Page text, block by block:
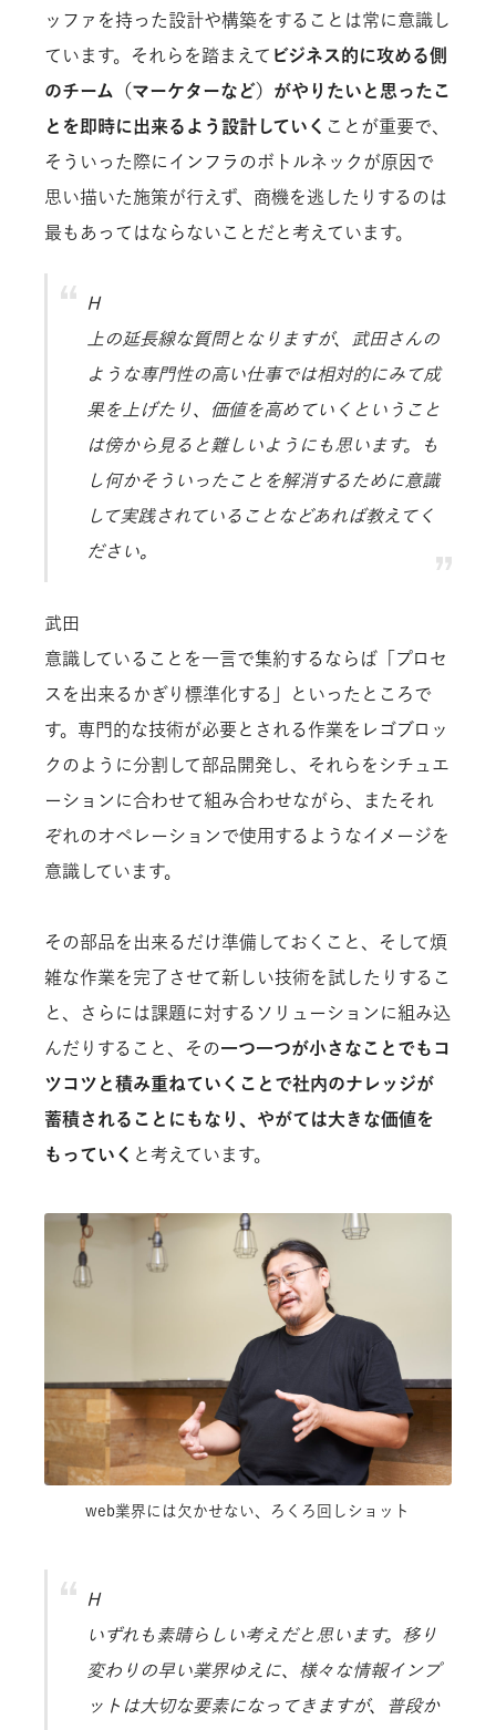
ッファを持った設計や構築をすることは常に意識し
ています。それらを踏まえて ビジネス的に攻める側
のチーム（マーケターなど）がやりたいと思ったこ
とを即時に出来るよう設計していく ことが重要で、
そういった際にインフラのボトルネックが原因で
思い描いた施策が行えず、商機を逃したりするのは
最もあってはならないことだと考えています。
H
上の延長線な質問となりますが、武田さんの
ような専門性の高い仕事では相対的にみて成
果を上げたり、価値を高めていくということ
は傍から見ると難しいようにも思います。も
し何かそういったことを解消するために意識
して実践されていることなどあれば教えてく
ださい。
武田
意識していることを一言で集約するならば「プロセ
スを出来るかぎり標準化する」といったところで
す。専門的な技術が必要とされる作業をレゴブロッ
クのように分割して部品開発し、それらをシチュエ
ーションに合わせて組み合わせながら、またそれ
ぞれのオペレーションで使用するようなイメージを
意識しています。
その部品を出来るだけ準備しておくこと、そして煩
雑な作業を完了させて新しい技術を試したりするこ
と、さらには課題に対するソリューションに組み込
んだりすること、その一つ一つが小さなことでもコ
ツコツと積み重ねていくことで社内のナレッジが
蓄積されることにもなり、やがては大きな価値を
もっていく と考えています。
web業界には欠かせない、ろくろ回しショット
H
いずれも素晴らしい考えだと思います。移り
変わりの早い業界ゆえに、様々な情報インプ
ットは大切な要素になってきますが、普段か